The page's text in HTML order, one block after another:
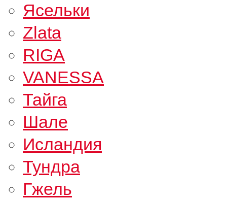
Ясельки
Zlata
RIGA
VANESSA
Тайга
Шале
Исландия
Тундра
Гжель